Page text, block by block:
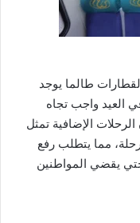
طالما يوجد
العيد واجب تجاه
الإضافية تمثل
مما يتطلب رفع
يقضي المواطنين